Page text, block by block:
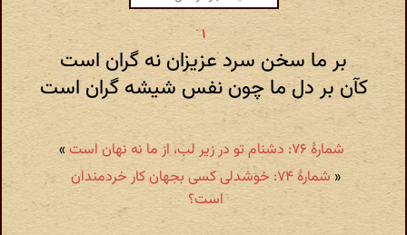
بر ما سخن سرد عزیزان نه گران است
کآن بر دل ما چون نفس شیشه گران است
شمارهٔ ۷۶: دشنام تو در زیر لب، از ما نه نهان است
»
«
شمارهٔ ۷۴: خوشدلی کسی بجهان کار خردمندان
است؟